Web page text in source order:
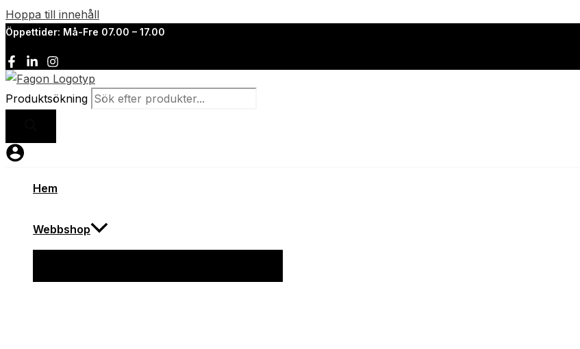
Hoppa till innehåll
Öppettider: Må-Fre 07.00 – 17.00
Produktsökning
Hem
Webbshop